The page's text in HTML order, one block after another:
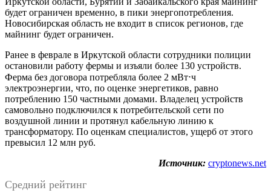
будет ограничен временно, в пики энергопотребления.
Новосибирская область не входит в список регионов, где
майнинг будет ограничен.
Ранее в феврале в Иркутской области сотрудники полиции
остановили работу фермы и изъяли более 130 устройств.
Ферма без договора потребляла более 2 мВт⋅ч
электроэнергии, что, по оценке энергетиков, равно
потреблению 150 частными домами. Владелец устройств
самовольно подключился к потребительской сети по
воздушной линии и протянул кабельную линию к
трансформатору. По оценкам специалистов, ущерб от этого
превысил 12 млн руб.
Источник: cryptonews.net
Средний рейтинг